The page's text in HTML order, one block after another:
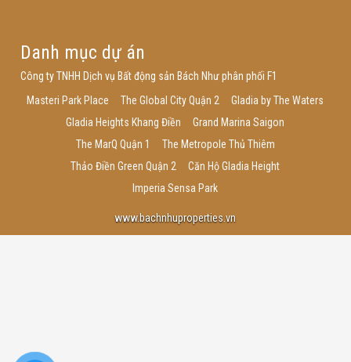
Danh mục dự án
Công ty TNHH Dịch vụ Bất động sản Bách Như phân phối F1
Masteri Park Place
The Global City Quận 2
Gladia by The Waters
Gladia Heights Khang Điền
Grand Marina Saigon
The MarQ Quận 1
The Metropole Thủ Thiêm
Thảo Điền Green Quận 2
Căn Hộ Gladia Height
Imperia Sensa Park
www.bachnhuproperties.vn